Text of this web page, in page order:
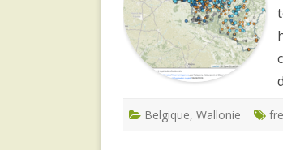
Belgique, Wallonie